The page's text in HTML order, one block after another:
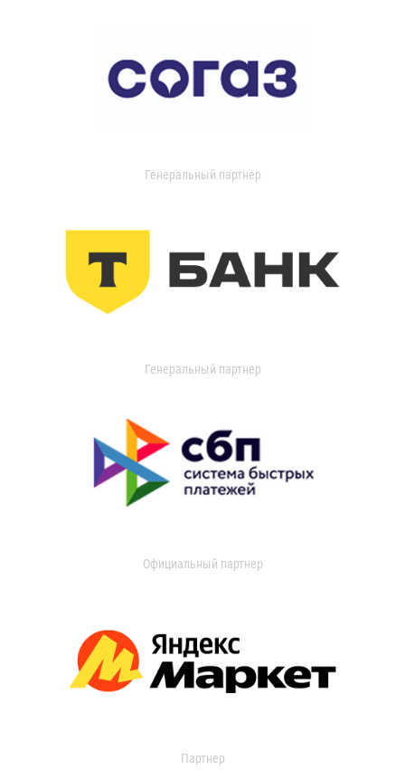
Генеральный партнер
Генеральный партнер
Официальный партнер
Партнер